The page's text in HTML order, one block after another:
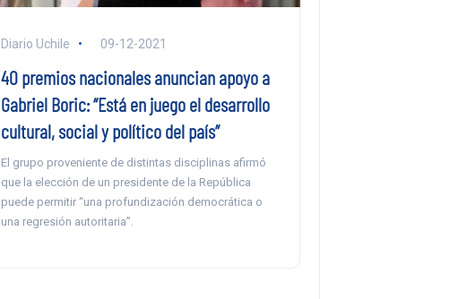
Diario Uchile 09-12-2021
40 premios nacionales anuncian apoyo a
Gabriel Boric: “Está en juego el desarrollo
cultural, social y político del país”
El grupo proveniente de distintas disciplinas afirmó
que la elección de un presidente de la República
puede permitir “una profundización democrática o
una regresión autoritaria”.